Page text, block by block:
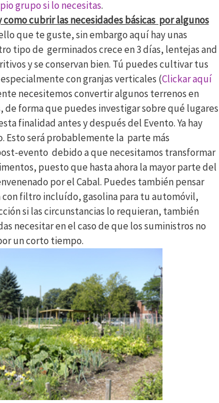
grupo si lo necesitas.
cubrir las necesidades básicas por algunos
que te guste, sin embargo aquí hay unas
tipo de germinados crece en 3 días, lentejas and
y se conservan bien. Tú puedes cultivar tus
con granjas verticales (Clickar aquí
necesitemos convertir algunos terrenos en
de forma que puedes investigar sobre qué lugares
finalidad antes y después del Evento. Ya hay
Esto será probablemente la parte más
evento debido a que necesitamos transformar
puesto que hasta ahora la mayor parte del
por el Cabal. Puedes también pensar
filtro incluído, gasolina para tu automóvil,
si las circunstancias lo requieran, también
necesitar en el caso de que los suministros no
un corto tiempo.